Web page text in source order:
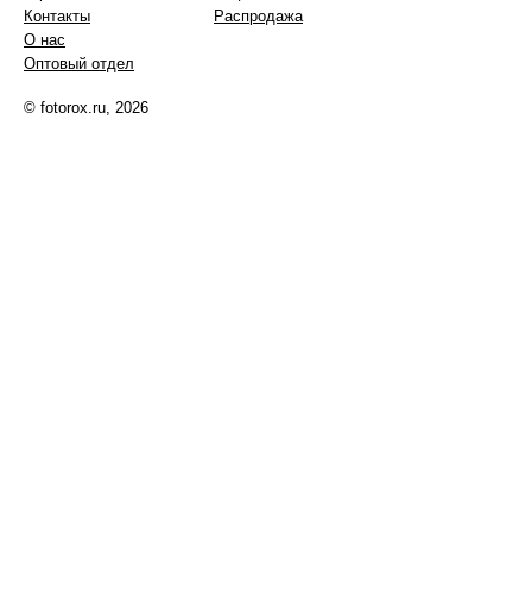
Контакты
О нас
Оптовый отдел
Распродажа
© fotorox.ru, 2026